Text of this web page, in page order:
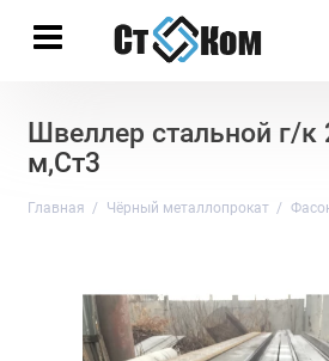
Швеллер стальной г/к
м,Ст3
Главная Чёрный металлопрокат